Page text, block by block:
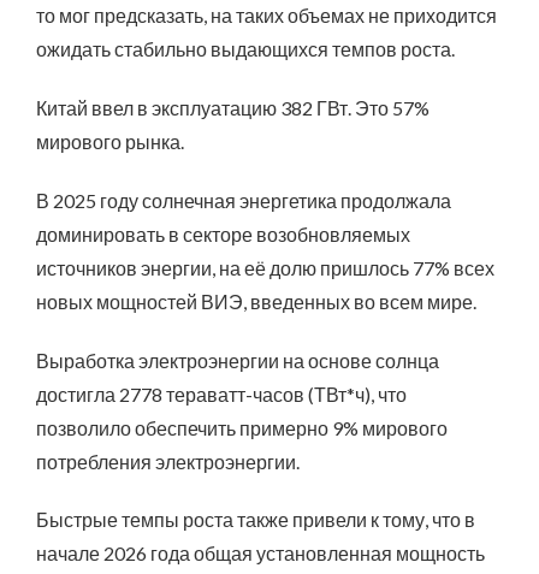
то мог предсказать, на таких объемах не приходится
ожидать стабильно выдающихся темпов роста.
Китай ввел в эксплуатацию 382 ГВт. Это 57%
мирового рынка.
В 2025 году солнечная энергетика продолжала
доминировать в секторе возобновляемых
источников энергии, на её долю пришлось 77% всех
новых мощностей ВИЭ, введенных во всем мире.
Выработка электроэнергии на основе солнца
достигла 2778 тераватт-часов (ТВт*ч), что
позволило обеспечить примерно 9% мирового
потребления электроэнергии.
Быстрые темпы роста также привели к тому, что в
начале 2026 года общая установленная мощность